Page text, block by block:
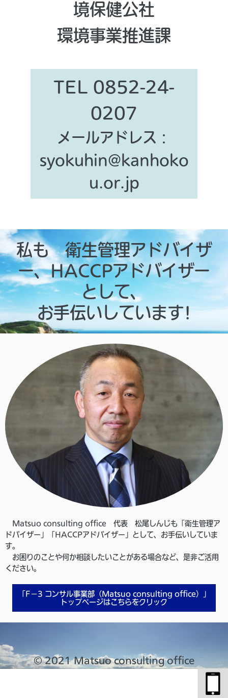
境保健公社
環境事業推進課
TEL 0852-24-
0207
メールアドレス：
syokuhin@kanhoko
u.or.jp
私も 衛生管理アドバイザ
ー、HACCPアドバイザー
として、
お手伝いしています!
Matsuo consulting office 代表 松尾しんじも「衛生管理ア
ドバイザー」「HACCPアドバイザー」として、お手伝いしていま
す。
お困りのことや何か相談したいことがある場合など、是非ご活用
ください。
「F－3 コンサル事業部（Matsuo consulting office）」
トップページはこちらをクリック
© 2021 Matsuo consulting office